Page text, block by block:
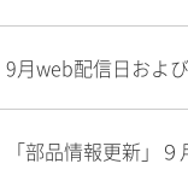
9月web配信日およ
「部品情報更新」